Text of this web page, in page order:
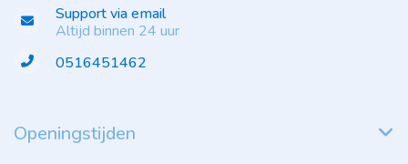
Support via email
Altijd binnen 24 uur
0516451462
Openingstijden